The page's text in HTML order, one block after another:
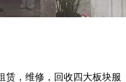
赁，维修，回收四大板块服